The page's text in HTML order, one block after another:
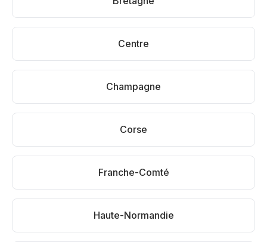
Centre
Champagne
Corse
Franche-Comté
Haute-Normandie